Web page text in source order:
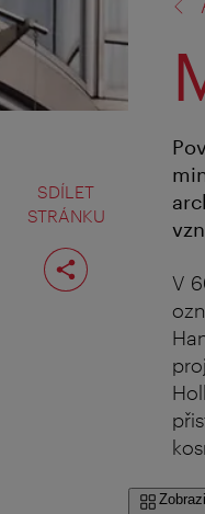
SDÍLET
STRÁNKU
Rozdělit
stranu
V